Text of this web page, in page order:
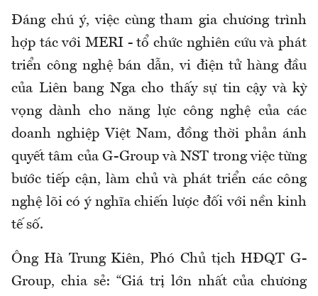
Đáng chú ý, việc cùng tham gia chương trình
hợp tác với MERI - tổ chức nghiên cứu và phát
triển công nghệ bán dẫn, vi điện tử hàng đầu
của Liên bang Nga cho thấy sự tin cậy và kỳ
vọng dành cho năng lực công nghệ của các
doanh nghiệp Việt Nam, đồng thời phản ánh
quyết tâm của G-Group và NST trong việc từng
bước tiếp cận, làm chủ và phát triển các công
nghệ lõi có ý nghĩa chiến lược đối với nền kinh
tế số.
Ông Hà Trung Kiên, Phó Chủ tịch HĐQT G-
Group, chia sẻ: “Giá trị lớn nhất của chương